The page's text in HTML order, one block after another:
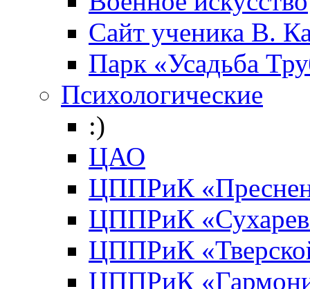
Cайт ученика В.
Парк «Усадьба
Психологические
:)
ЦАО
ЦППРиК
ЦППРиК
ЦППРиК
ЦППРиК